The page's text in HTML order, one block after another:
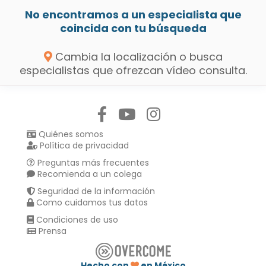
No encontramos a un especialista que
coincida con tu búsqueda
Cambia la localización o busca
especialistas que ofrezcan vídeo consulta.
Quiénes somos
Política de privacidad
Preguntas más frecuentes
Recomienda a un colega
Seguridad de la información
Como cuidamos tus datos
Condiciones de uso
Prensa